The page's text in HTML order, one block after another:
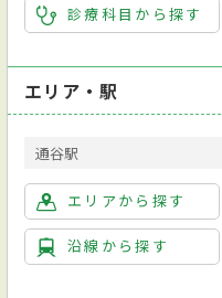
診療科目から探す
エリア・駅
通谷駅
エリアから探す
沿線から探す